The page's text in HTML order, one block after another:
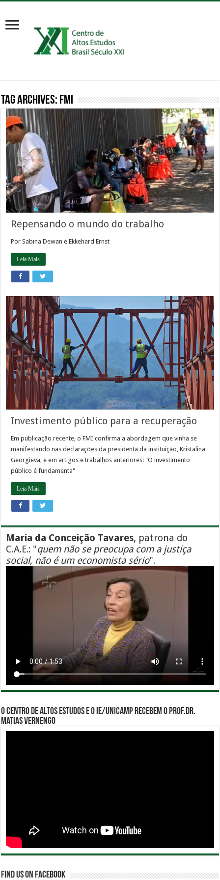
Tag Archives: fmi
Repensando o mundo do trabalho
Por Sabina Dewan e Ekkehard Ernst
Leia Mais
Investimento público para a recuperação
Em publicação recente, o FMI confirma a abordagem que vinha se
manifestando nas declarações da presidenta da instituição, Kristalina
Georgieva, e em artigos e trabalhos anteriores: "O investimento
público é fundamenta"
Leia Mais
Maria da Conceição Tavares, patrona do
C.A.E.: "quem não se preocupa com a justiça
social, não é um economista sério".
O Centro de Altos Estudos e o IE/Unicamp recebem o Prof.Dr.
Matias Vernengo
Find us on Facebook